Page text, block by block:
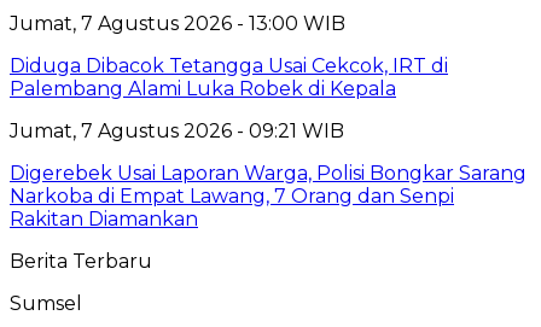
Jumat, 7 Agustus 2026 - 13:00 WIB
Diduga Dibacok Tetangga Usai Cekcok, IRT di
Palembang Alami Luka Robek di Kepala
Jumat, 7 Agustus 2026 - 09:21 WIB
Digerebek Usai Laporan Warga, Polisi Bongkar Sarang
Narkoba di Empat Lawang, 7 Orang dan Senpi
Rakitan Diamankan
Berita Terbaru
Sumsel